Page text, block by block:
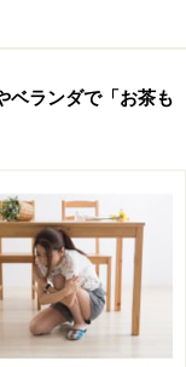
5つで成り立っ
良いとされてい
たのは、卑弥呼
。はるか昔から
に自然に溶け込
たくさんありま
ベランダで「お茶も